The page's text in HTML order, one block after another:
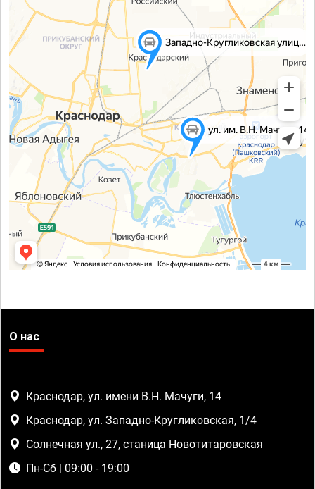
О нас
Краснодар, ул. имени В.Н. Мачуги, 14
Краснодар, ул. Западно-Кругликовская, 1/4
Солнечная ул., 27, станица Новотитаровская
Пн-Сб | 09:00 - 19:00